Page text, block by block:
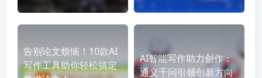
告别论文烦恼！10款AI
写作工具助你轻松搞定
AI智能写作助力创作：
通义千问引领创新方向